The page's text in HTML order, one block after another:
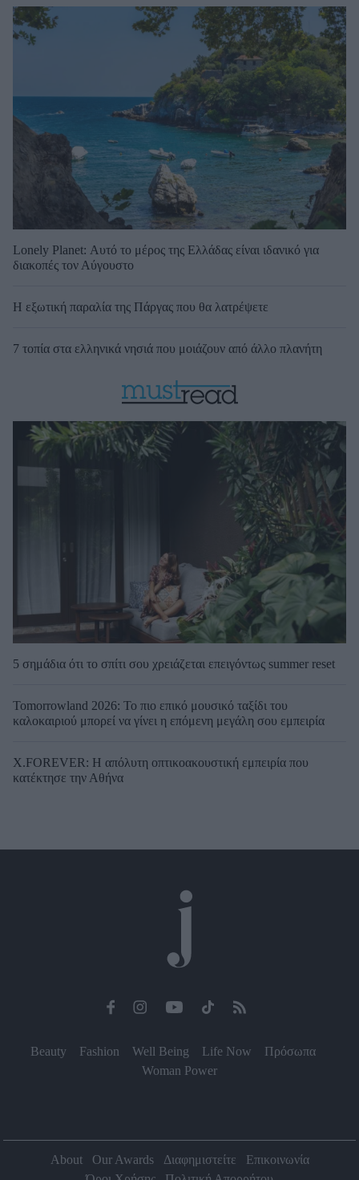
Lonely Planet: Αυτό το μέρος της Ελλάδας είναι ιδανικό για
διακοπές τον Αύγουστο
Η εξωτική παραλία της Πάργας που θα λατρέψετε
7 τοπία στα ελληνικά νησιά που μοιάζουν από άλλο πλανήτη
5 σημάδια ότι το σπίτι σου χρειάζεται επειγόντως summer reset
Tomorrowland 2026: Το πιο επικό μουσικό ταξίδι του
καλοκαιριού μπορεί να γίνει η επόμενη μεγάλη σου εμπειρία
X.FOREVER: Η απόλυτη οπτικοακουστική εμπειρία που
κατέκτησε την Αθήνα
Beauty Fashion Well Being Life Now
Πρόσωπα
Woman Power
About Our Awards Διαφημιστείτε
Επικοινωνία